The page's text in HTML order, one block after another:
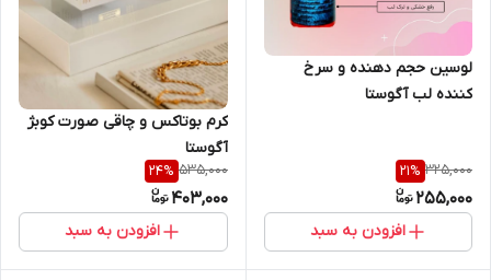
لوسین حجم دهنده و سرخ
کننده لب آگوستا
325,000
21%
255,000
افزودن به سبد
کرم بوتاکس و چاقی صورت کوبژ
آگوستا
535,000
24%
403,000
افزودن به سبد